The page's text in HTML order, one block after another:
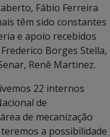
Fábio Ferreira
têm sido constantes
e apoio recebidos
Borges Stella,
Renê Martinez.
22 internos
de
de mecanização
a possibilidade